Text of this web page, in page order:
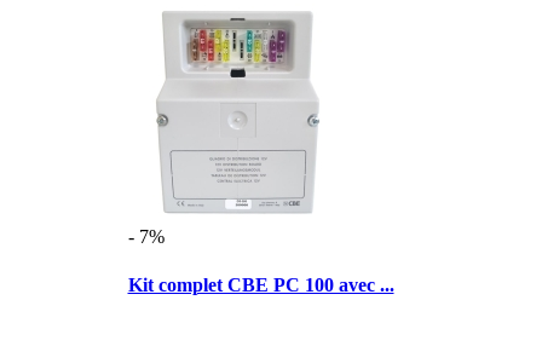
- 7%
Kit complet CBE PC 100 avec ...